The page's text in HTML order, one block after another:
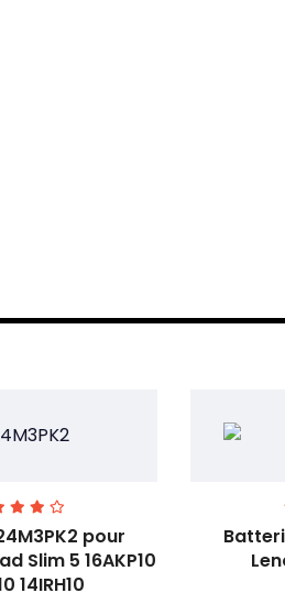
pour
Slim 5 16AKP10
14IRH10